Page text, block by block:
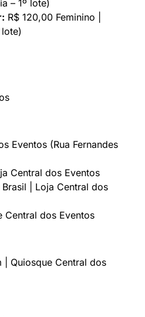
– 1º lote)
R$ 120,00 Feminino |
lote)
Eventos (Rua Fernandes
Central dos Eventos
| Loja Central dos
Central dos Eventos
| Quiosque Central dos